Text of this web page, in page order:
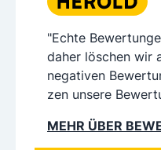
"Echte
daher löschen wir
negativen
zen unsere
MEHR ÜBER